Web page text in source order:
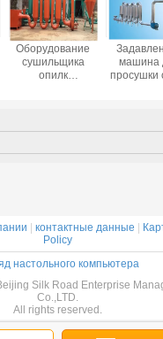
Оборудование
сушильщика
опилк
эффективности
машина
просушки
| контактные данные |
Policy
настольного компьютера
Silk Road Enterprise
Co.,LTD.
All rights reserved.